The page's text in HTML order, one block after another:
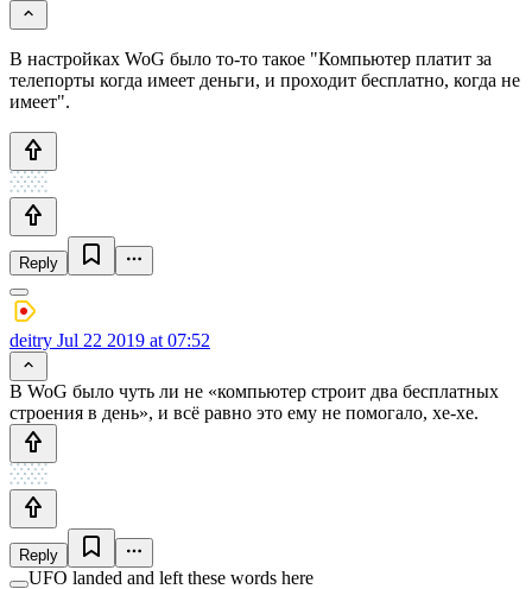
В настройках WoG было то-то такое "Компьютер платит за
телепорты когда имеет деньги, и проходит бесплатно, когда не
имеет".
Reply
deitry Jul 22 2019 at 07:52
В WoG было чуть ли не «компьютер строит два бесплатных
строения в день», и всё равно это ему не помогало, хе-хе.
Reply
UFO landed and left these words here